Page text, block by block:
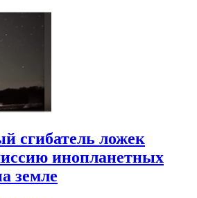
сгибатель ложек
инопланетных
земле